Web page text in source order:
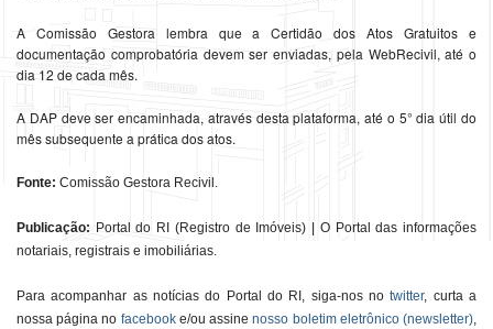
A Comissão Gestora lembra que a Certidão dos Atos Gratuitos e
documentação comprobatória devem ser enviadas, pela WebRecivil, até o
dia 12 de cada mês.
A DAP deve ser encaminhada, através desta plataforma, até o 5° dia útil do
mês subsequente a prática dos atos.
Fonte: Comissão Gestora Recivil.
Publicação: Portal do RI (Registro de Imóveis) | O Portal das informações
notariais, registrais e imobiliárias.
Para acompanhar as notícias do Portal do RI, siga-nos notwitter, curta a
nossa página no facebooke/ou assinenosso boletim eletrônico (newsletter)